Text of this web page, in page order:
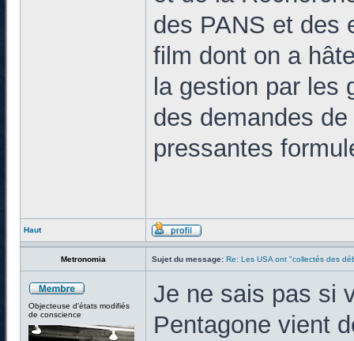
des PANS et des
film dont on a
la gestion par les
des demandes
pressantes
Haut
Metronomia Sujet du message: Re: Les USA ont "collectés des
Objecteuse d'états modifiés
de conscience
Je ne sais pas si
Pentagone vient